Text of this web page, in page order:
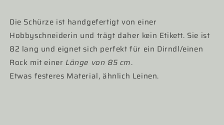
Die Schürze ist handgefertigt von einer
Hobbyschneiderin und trägt daher kein Etikett. Sie ist
82 lang und eignet sich perfekt für ein Dirndl/einen
Rock mit einer Länge von 85 cm.
Etwas festeres Material, ähnlich Leinen.